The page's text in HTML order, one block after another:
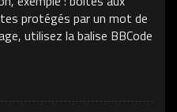
protégés par un mot de
utilisez la balise BBCode